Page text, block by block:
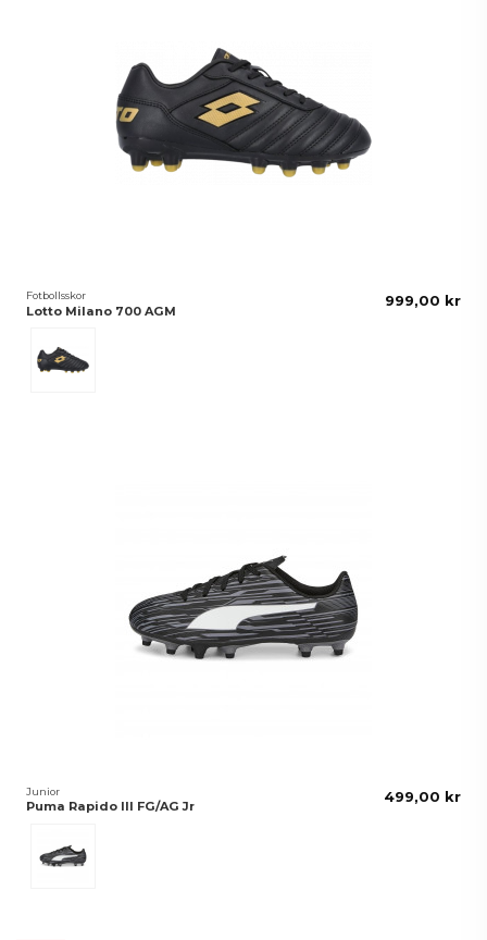
Fotbollsskor
Lotto Milano 700 AGM
999,00 kr
Junior
Puma Rapido III FG/AG Jr
499,00 kr